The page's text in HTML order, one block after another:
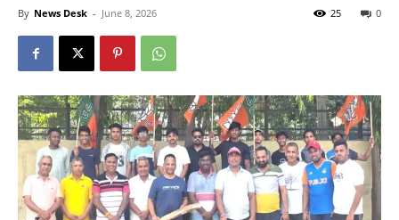
By News Desk - June 8, 2026 0
25